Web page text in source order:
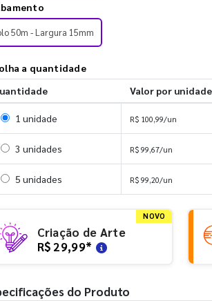
50m - Largura 15mm
a quantidade
Valor por unidade
Selecionar 1 unidade
1 unidade R$ 100,99/un
Selecionar 3 unidades
3 unidades R$ 99,67/un
Selecionar 5 unidades
5 unidades R$ 99,20/un
NOVO
Criação de Arte
R$ 29,99*
do Produto